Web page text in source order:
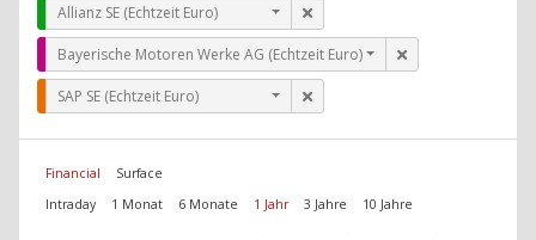
Allianz SE (Echtzeit Euro)
Bayerische Motoren Werke AG (Echtzeit Euro)
SAP SE (Echtzeit Euro)
Financial
Surface
Intraday
1 Monat 6 Monate 1 Jahr 3 Jahre 10 Jahre